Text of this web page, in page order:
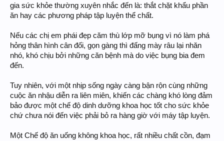
gia sức khỏe thường xuyên nhắc đến là: thắt chặt khẩu phần
ăn hay các phương pháp tập luyện thể chất.
Nếu các chị em phái đẹp căm thù lớp mỡ bụng vì nó làm phá
hỏng thân hình cân đối, gọn gàng thì đấng mày râu lại nhăn
nhó, khó chịu bởi những căn bệnh mà do việc bụng bia đem
đến.
Tuy nhiên, với một nhịp sống ngày càng bận rộn cùng những
cuộc ăn nhậu diễn ra liên miên, khiến các chàng khó lòng đảm
bảo được một chế độ dinh dưỡng khoa học tốt cho sức khỏe
chứ chưa nói đến việc phải bỏ ra hàng giờ với máy tập luyện.
Một Chế độ ăn uống không khoa học, rất nhiều chất cồn, đạm